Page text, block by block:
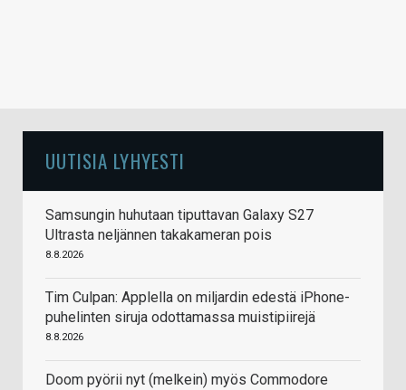
UUTISIA LYHYESTI
Samsungin huhutaan tiputtavan Galaxy S27
Ultrasta neljännen takakameran pois
8.8.2026
Tim Culpan: Applella on miljardin edestä iPhone-
puhelinten siruja odottamassa muistipiirejä
8.8.2026
Doom pyörii nyt (melkein) myös Commodore